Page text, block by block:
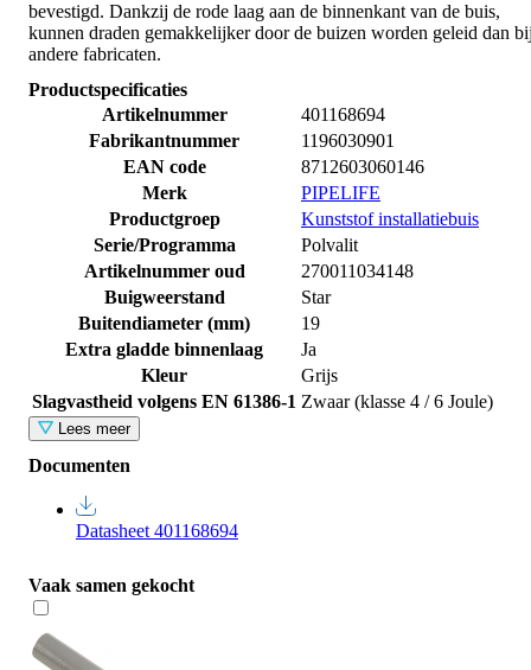
bevestigd. Dankzij de rode laag aan de binnenkant van de buis,
kunnen draden gemakkelijker door de buizen worden geleid dan
andere fabricaten.
Productspecificaties
Artikelnummer
401168694
Fabrikantnummer
1196030901
EAN code
8712603060146
Merk
PIPELIFE
Productgroep
Kunststof installatiebuis
Serie/Programma
Polvalit
Artikelnummer oud
270011034148
Buigweerstand
Star
Buitendiameter (mm)
19
Extra gladde binnenlaag
Ja
Kleur
Grijs
Slagvastheid volgens EN 61386-1 Zwaar (klasse 4 / 6 Joule)
Lees meer
Documenten
Datasheet 401168694
Vaak samen gekocht